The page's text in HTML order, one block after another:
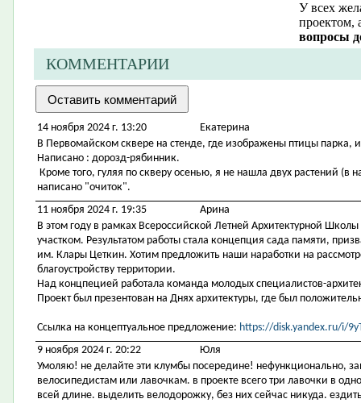
У всех
проектом,
вопросы
КОММЕНТАРИИ
14 ноября 2024 г. 13:20
Екатерина
В Первомайском сквере на стенде, где изображены птицы парка,
Написано : дорозд-рябинник.
Кроме того, гуляя по скверу осенью, я не нашла двух растений (в
написано "очиток".
11 ноября 2024 г. 19:35
Арина
В этом году в рамках Всероссийской Летней Архитектурной
участком. Результатом работы стала концепция сада памяти,
им. Клары Цеткин. Хотим предложить наши наработки на
благоустройству территории.
Над концпецией работала команда молодых специалистов-
Проект был презентован на Днях архитектуры, где был
Ссылка на концептуальное предложение: https://disk.yandex.ru/i/
9 ноября 2024 г. 20:22
Юля
Умоляю! не делайте эти клумбы посередине! нефункционально,
велосипедистам или лавочкам. в проекте всего три лавочки в
всей длине. выделить велодорожку, без них сейчас никуда.